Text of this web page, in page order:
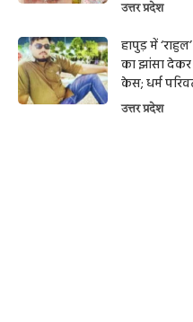
उत्तर प्रदेश
हापुड़ में
का झांसा
केस; धर्म
उत्तर प्रदेश